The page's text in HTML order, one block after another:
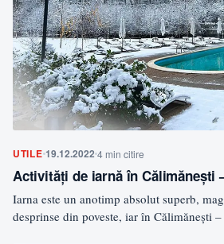
UTILE 19.12.2022 4 min citire
Activități de iarnă în Călimănești
Iarna este un anotimp absolut superb,
desprinse din poveste, iar în Călimănești